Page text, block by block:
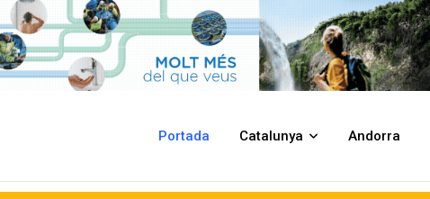
Portada Catalunya Andorra